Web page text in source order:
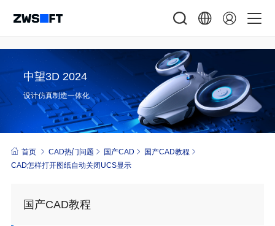
中望3D 2024
设计仿真制造一体化
首页 CAD热门问题 国产CAD
国产CAD教程
CAD 怎样打开图纸自动关闭UCS显示
国产CAD教程